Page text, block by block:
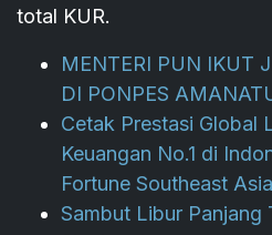
total KUR.
MENTERI PUN IKUT
DI PONPES
Cetak Prestasi Global
Keuangan No.1 di
Fortune Southeast
Sambut Libur Panjang